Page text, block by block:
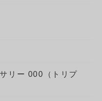
リー 000（トリプ